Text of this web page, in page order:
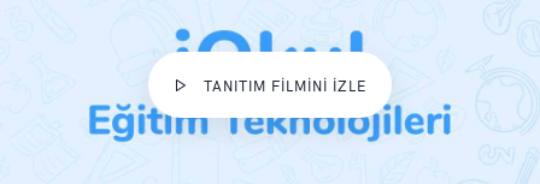
TANITIM FİLMİNİ İZLE